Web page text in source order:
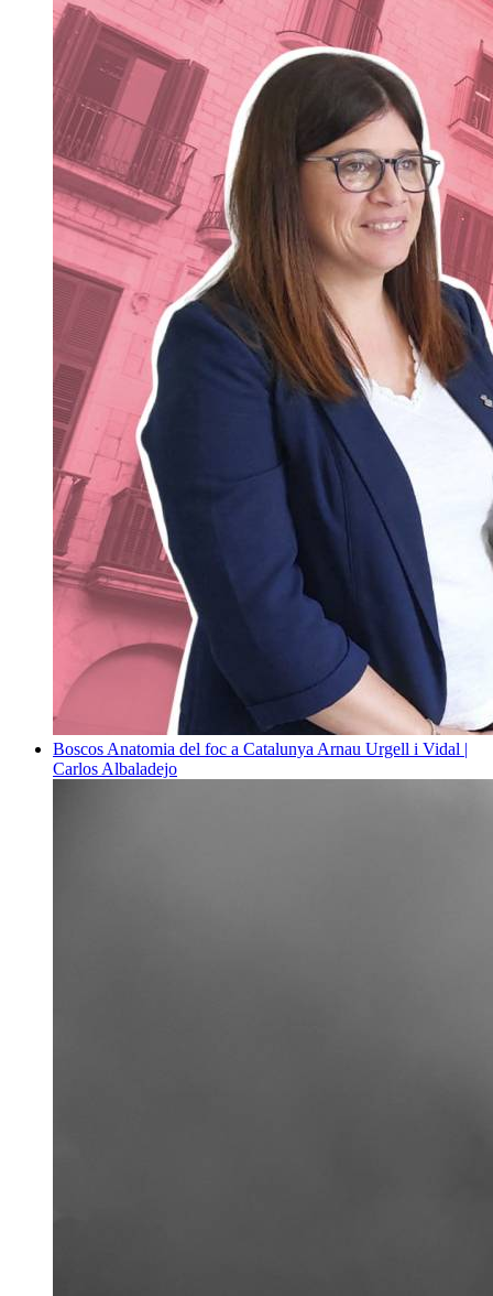
Boscos Anatomia del foc a Catalunya Arnau Urgell i Vidal |
Carlos Albaladejo